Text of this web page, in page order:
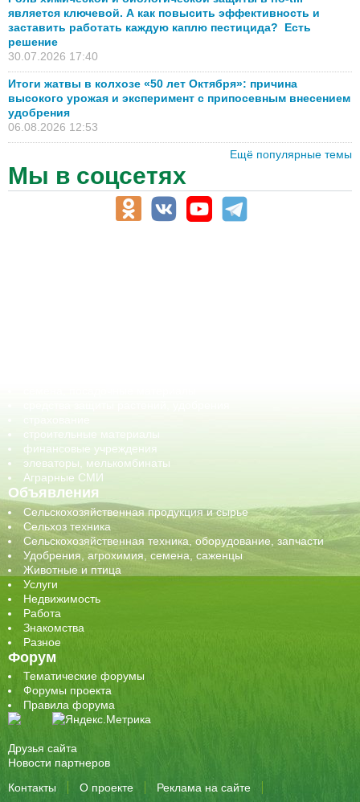
является ключевой. А как повысить эффективность и
заставить работать каждую каплю пестицида? Есть
решение
30.07.2026 17:40
Итоги жатвы в колхозе «50 лет Октября»: причина
высокого урожая и эксперимент с припосевным внесением
удобрения
06.08.2026 12:53
Ещё популярные темы
Мы в соцсетях
строительные материалы
финансовые учреждения
элеваторы, мелькомбинаты
Аграрные СМИ
Объявления
Сельскохозяйственная продукция и сырье
Сельхоз техника
Сельскохозяйственная техника, оборудование, запчасти
Удобрения, агрохимия, семена, саженцы
Животные и птица
Услуги
Недвижимость
Работа
Знакомства
Разное
Форум
Тематические форумы
Форумы проекта
Правила форума
Друзья сайта
Новости партнеров
Контакты
О проекте Реклама на сайте